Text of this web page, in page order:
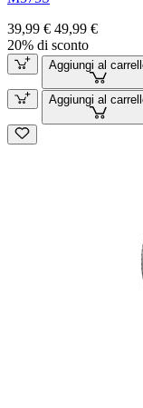
39,99 € 49,99 €
20% di sconto
Aggiungi al
Aggiungi al